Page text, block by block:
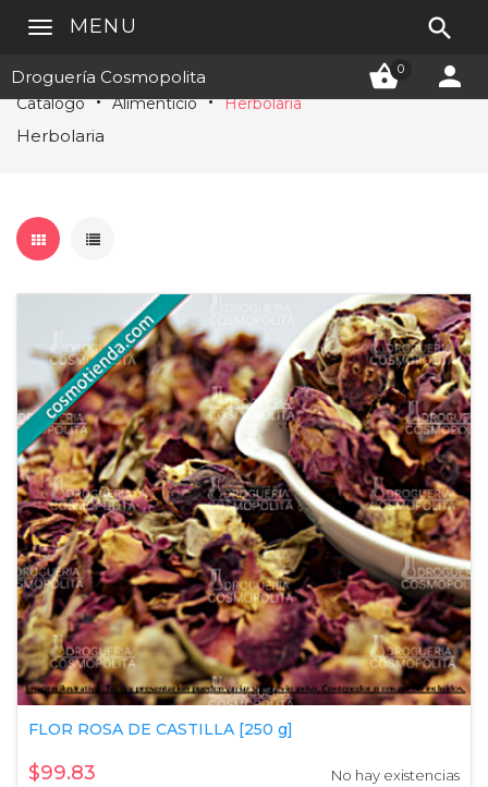
Droguería Cosmopolita 0 
MENU 
Catálogo Alimenticio Herbolaria
Herbolaria
FLOR ROSA DE CASTILLA [250 g]
$99.83 No hay existencias